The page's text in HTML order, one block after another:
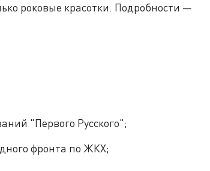
роковые красотки. Подробности —
"Первого Русского";
фронта по ЖКХ;